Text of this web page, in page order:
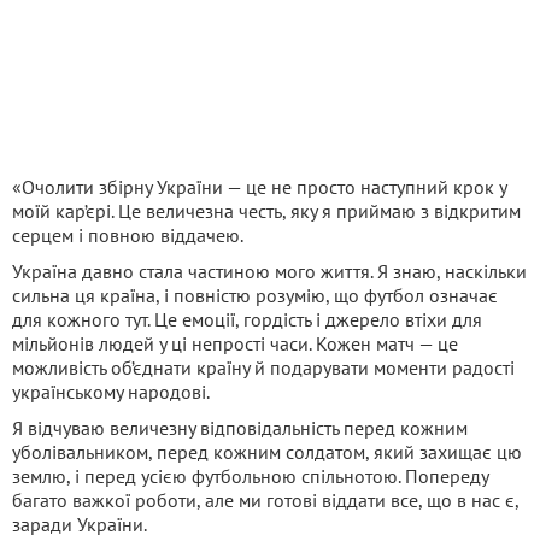
«Очолити збірну України — це не просто наступний крок у
моїй кар’єрі. Це величезна честь, яку я приймаю з відкритим
серцем і повною віддачею.
Україна давно стала частиною мого життя. Я знаю, наскільки
сильна ця країна, і повністю розумію, що футбол означає
для кожного тут. Це емоції, гордість і джерело втіхи для
мільйонів людей у ці непрості часи. Кожен матч — це
можливість об’єднати країну й подарувати моменти радості
українському народові.
Я відчуваю величезну відповідальність перед кожним
уболівальником, перед кожним солдатом, який захищає цю
землю, і перед усією футбольною спільнотою. Попереду
багато важкої роботи, але ми готові віддати все, що в нас є,
заради України.